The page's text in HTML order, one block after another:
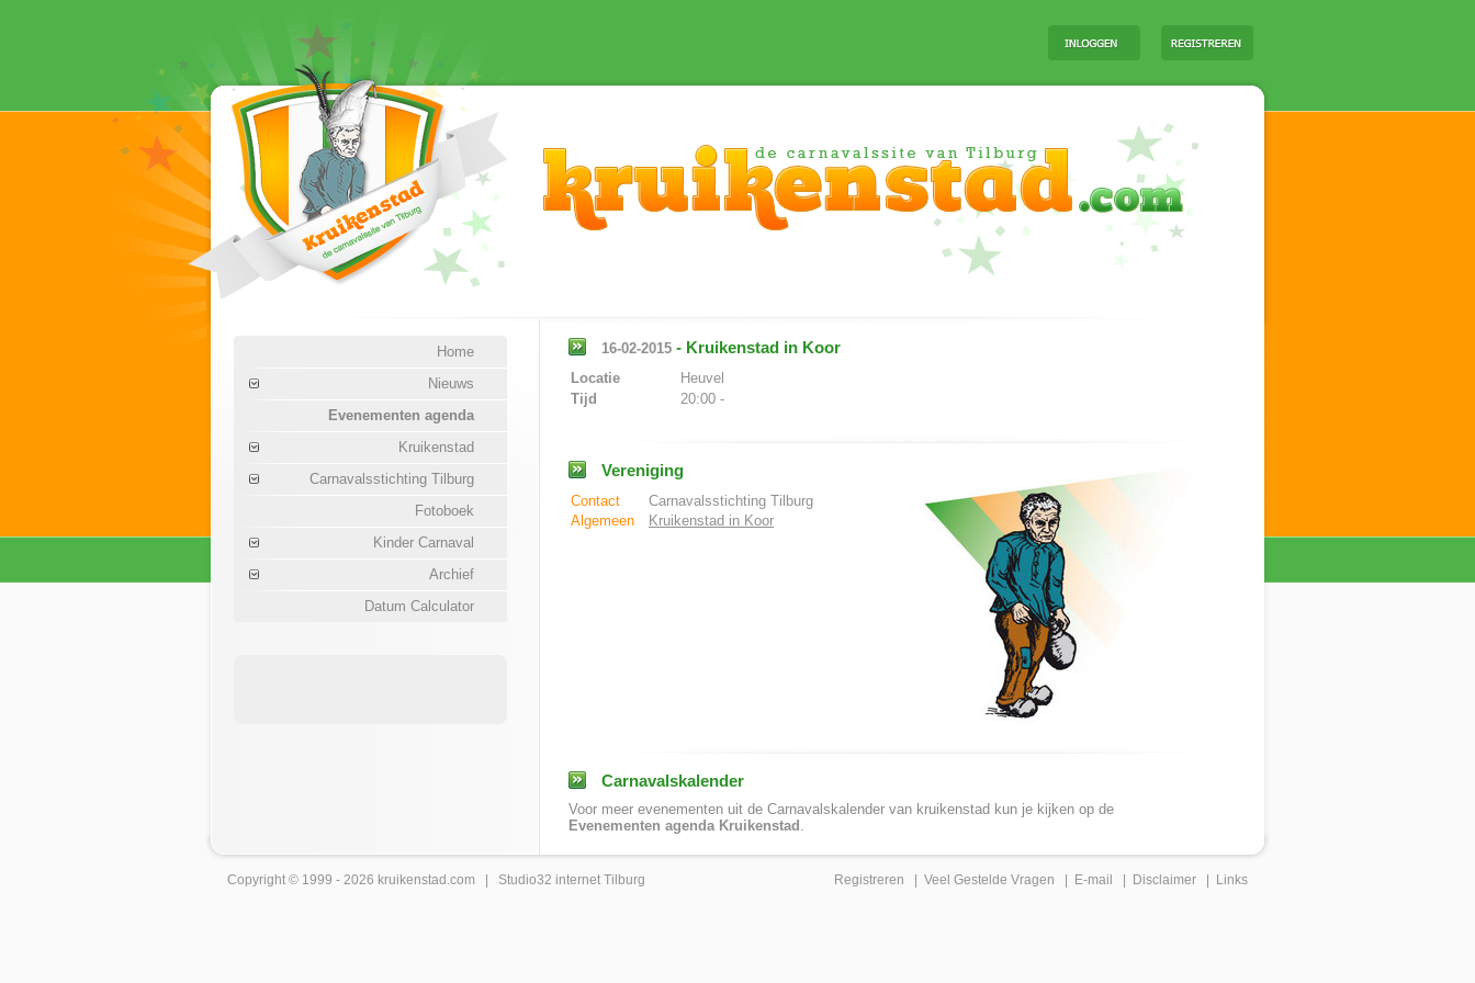
Home
Nieuws
Evenementen agenda
Kruikenstad
Carnavalsstichting Tilburg
Fotoboek
Kinder Carnaval
Archief
Datum Calculator
16-02-2015 - Kruikenstad in Koor
Locatie
Heuvel
Tijd
20:00 -
Vereniging
Contact
Carnavalsstichting Tilburg
Algemeen
Kruikenstad in Koor
Carnavalskalender
Voor meer evenementen uit de Carnavalskalender van kruikenstad kun je kijken op de
Evenementen agenda Kruikenstad .
Copyright © 1999 - 2026 kruikenstad .com | Studio32 internet Tilburg Registreren Veel Gestelde Vragen E-mail Disclaimer Links